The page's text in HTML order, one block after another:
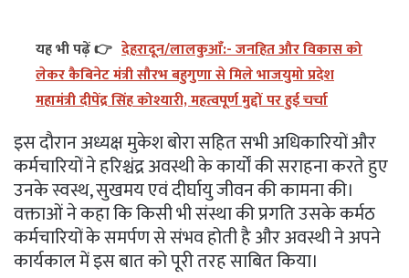
यह भी पढ़ें 👉 देहरादून/लालकुआँ:- जनहित और विकास को
लेकर कैबिनेट मंत्री सौरभ बहुगुणा से मिले भाजयुमो प्रदेश
महामंत्री दीपेंद्र सिंह कोश्यारी, महत्वपूर्ण मुद्दों पर हुई चर्चा
इस दौरान अध्यक्ष मुकेश बोरा सहित सभी अधिकारियों और
कर्मचारियों ने हरिश्चंद्र अवस्थी के कार्यों की सराहना करते हुए
उनके स्वस्थ, सुखमय एवं दीर्घायु जीवन की कामना की।
वक्ताओं ने कहा कि किसी भी संस्था की प्रगति उसके कर्मठ
कर्मचारियों के समर्पण से संभव होती है और अवस्थी ने अपने
कार्यकाल में इस बात को पूरी तरह साबित किया।